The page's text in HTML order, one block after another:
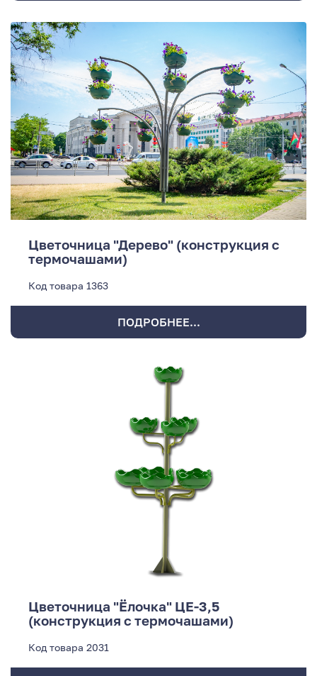
Цветочница "Дерево" (конструкция с
термочашами)
Код товара 1363
ПОДРОБНЕЕ...
Цветочница "Ёлочка" ЦЕ-3,5
(конструкция с термочашами)
Код товара 2031